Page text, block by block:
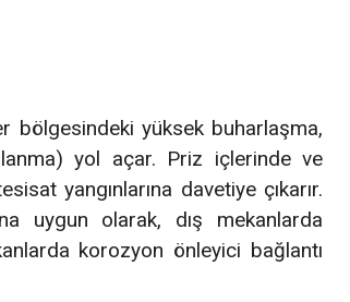
bölgesindeki yüksek buharlaşma,
yol açar. Priz içlerinde ve
yangınlarına davetiye çıkarır.
uygun olarak, dış mekanlarda
korozyon önleyici bağlantı